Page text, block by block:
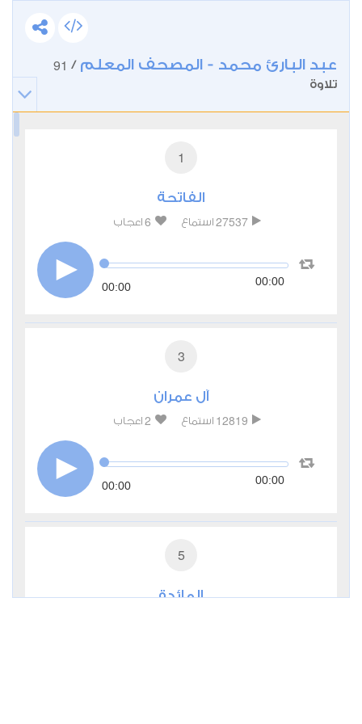
عبد البارئ محمد - المصحف المعلم /
91
تلاوة
1
الفاتحة
27537 استماع 6 اعجاب
00:00 00:00
3
آل عمران
12819 استماع 2 اعجاب
00:00 00:00
5
المائدة